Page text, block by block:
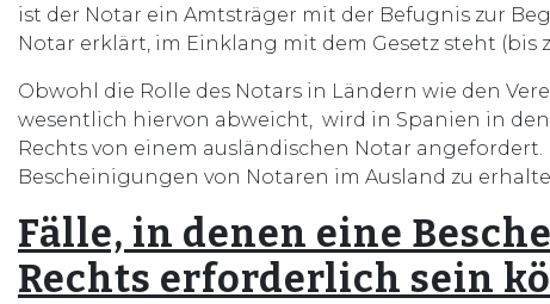
ist der Notar ein Amtsträger mit der Befugnis zur
Notar erklärt, im Einklang mit dem Gesetz steht (bis
Obwohl die Rolle des Notars in Ländern wie den
wesentlich hiervon abweicht, wird in Spanien in
Rechts von einem ausländischen Notar angefordert.
Bescheinigungen von Notaren im Ausland zu
Fälle, in denen eine
Rechts erforderlich sein